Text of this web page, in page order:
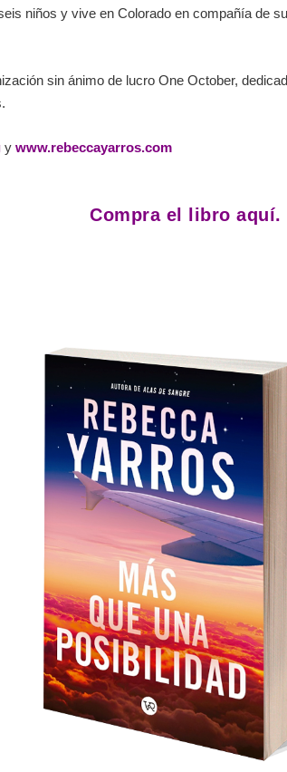
niños y vive en Colorado en compañía de
sin ánimo de lucro One October,
y www.rebeccayarros.com
Compra el libro aquí.